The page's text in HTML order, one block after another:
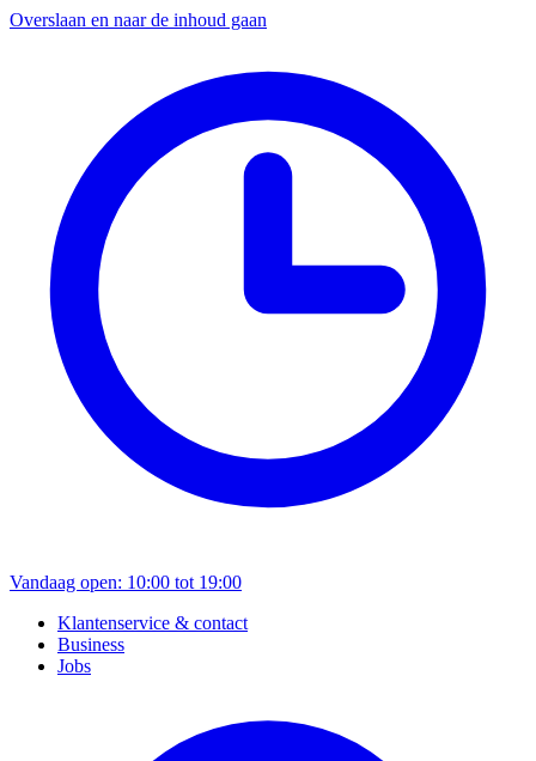
Overslaan en naar de inhoud gaan
Vandaag open: 10:00 tot 19:00
Klantenservice & contact
Business
Jobs